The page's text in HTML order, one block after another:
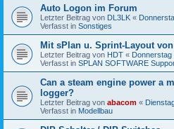
Auto Logon im Forum
Letzter Beitrag von DL3LK «
Verfasst in Sonstiges
Mit sPlan u. Sprint-Layout
Letzter Beitrag von HDT «
Verfasst in SPLAN SOFTWARE
Can a steam engine power a
logger?
Letzter Beitrag von abacom «
Verfasst in Modellbau